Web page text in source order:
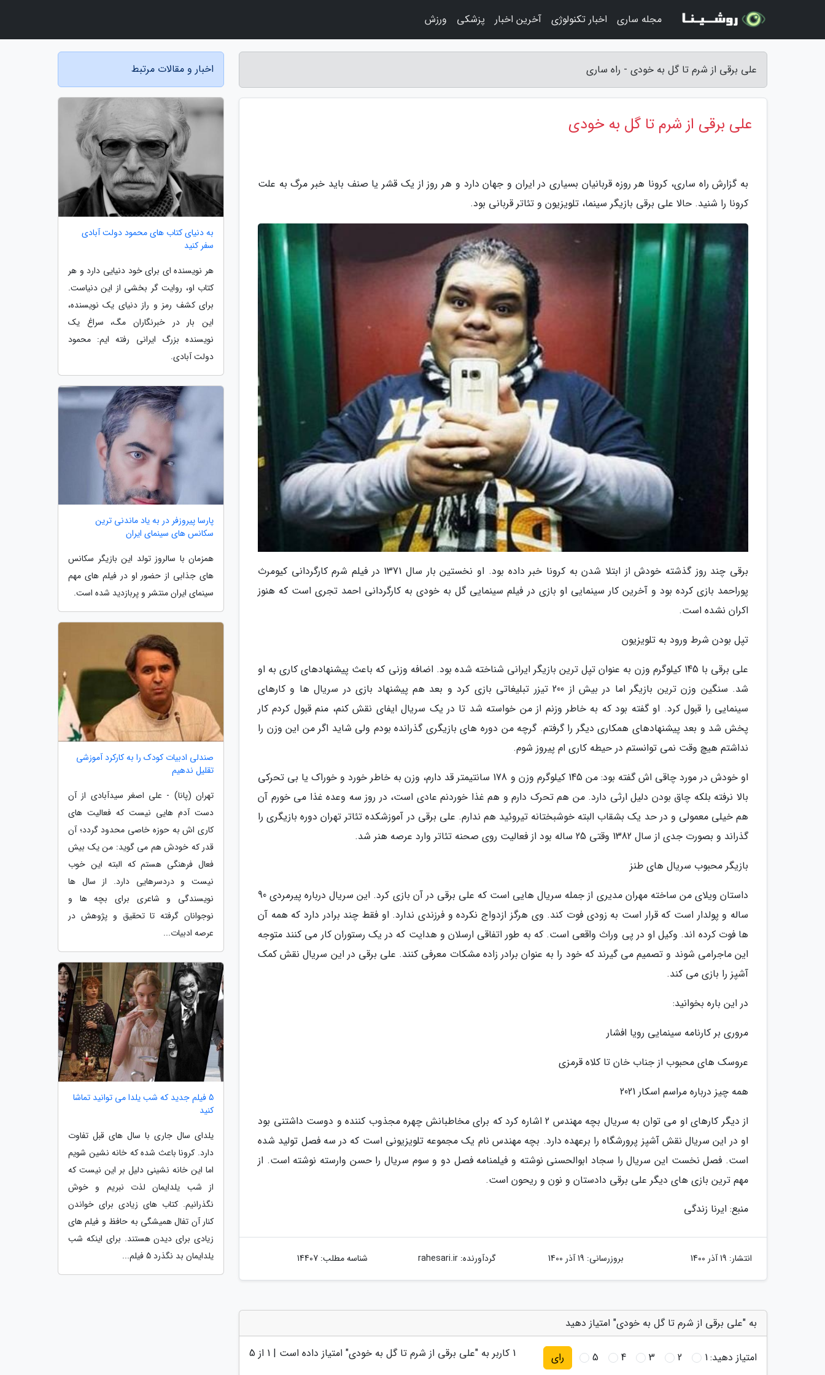
علی برقی از شرم تا گل به خودی - راه ساری
علی برقی از شرم تا گل به خودی
به گزارش راه ساری، کرونا هر روزه قربانیان بسیاری در ایران و جهان دارد و هر روز از یک قشر یا صنف باید خبر مرگ به علت
کرونا را شنید. حالا علی برقی بازیگر سینما، تلویزیون و تئاتر قربانی بود.
برقی چند روز گذشته خودش از ابتلا شدن به کرونا خبر داده بود. او نخستین بار سال 1371 در فیلم شرم کارگردانی کیومرث
پوراحمد بازی کرده بود و آخرین کار سینمایی او بازی در فیلم سینمایی گل به خودی به کارگردانی احمد تجری است که هنوز
اکران نشده است.
تپل بودن شرط ورود به تلویزیون
علی برقی با 145 کیلوگرم وزن به عنوان تپل ترین بازیگر ایرانی شناخته شده بود. اضافه وزنی که باعث پیشنهادهای کاری به او
شد. سنگین وزن ترین بازیگر اما در بیش از 200 تیزر تبلیغاتی بازی کرد و بعد هم پیشنهاد بازی در سریال ها و کارهای
سینمایی را قبول کرد. او گفته بود که به خاطر وزنم از من خواسته شد تا در یک سریال ایفای نقش کنم، منم قبول کردم کار
پخش شد و بعد پیشنهادهای همکاری دیگر را گرفتم. گرچه من دوره های بازیگری گذرانده بودم ولی شاید اگر من این وزن را
نداشتم هیچ وقت نمی توانستم در حیطه کاری ام پیروز شوم.
او خودش در مورد چاقی اش گفته بود: من 145 کیلوگرم وزن و 178 سانتیمتر قد دارم، وزن به خاطر خورد و خوراک یا بی تحرکی
بالا نرفته بلکه چاق بودن دلیل ارثی دارد. من هم تحرک دارم و هم غذا خوردنم عادی است، در روز سه وعده غذا می خورم آن
هم خیلی معمولی و در حد یک بشقاب البته خوشبختانه تیروئید هم ندارم. علی برقی در آموزشکده تئاتر تهران دوره بازیگری را
گذراند و بصورت جدی از سال 1382 وقتی 25 ساله بود از فعالیت روی صحنه تئاتر وارد عرصه هنر شد.
بازیگر محبوب سریال های طنز
داستان ویلای من ساخته مهران مدیری از جمله سریال هایی است که علی برقی در آن بازی کرد. این سریال درباره پیرمردی 90
ساله و پولدار است که قرار است به زودی فوت کند. وی هرگز ازدواج نکرده و فرزندی ندارد. او فقط چند برادر دارد که همه آن
ها فوت کرده اند. وکیل او در پی وراث واقعی است. که به طور اتفاقی ارسلان و هدایت که در یک رستوران کار می کنند متوجه
این ماجرامی شوند و تصمیم می گیرند که خود را به عنوان برادر زاده مشکات معرفی کنند. علی برقی در این سریال نقش کمک
آشپز را بازی می کند.
در این باره بخوانید:
مروری بر کارنامه سینمایی رویا افشار
عروسک های محبوب از جناب خان تا کلاه قرمزی
همه چیز درباره مراسم اسکار 2021
از دیگر کارهای او می توان به سریال بچه مهندس 2 اشاره کرد که برای مخاطبانش چهره مجذوب کننده و دوست داشتنی بود
او در این سریال نقش آشپز پرورشگاه را برعهده دارد. بچه مهندس نام یک مجموعه تلویزیونی است که در سه فصل تولید شده
است. فصل نخست این سریال را سجاد ابوالحسنی نوشته و فیلمنامه فصل دو و سوم سریال را حسن وارسته نوشته است. از
مهم ترین بازی های دیگر علی برقی دادستان و نون و ریحون است.
منبع: ایرنا زندگی
انتشار: 19 آذر 1400 بروزرسانی: 19 آذر 1400 گردآورنده:rahesari.ir شناسه مطلب: 14407
به "علی برقی از شرم تا گل به خودی" امتیاز دهید
1 کاربر به "علی برقی از شرم تا گل به خودی" امتیاز داده است | 1 از 5 امتیاز دهید:1
2
3
4
5 رای
اخبار و مقالات مرتبط
به دنیای کتاب های محمود دولت آبادی
سفر کنید
هر نویسنده ای برای خود دنیایی دارد و هر
کتاب او، روایت گر بخشی از این دنیاست.
برای کشف رمز و راز دنیای یک نویسنده،
این بار در خبرنگاران مگ، سراغ یک
نویسنده بزرگ ایرانی رفته ایم: محمود
دولت آبادی.
پارسا پیروزفر در به یاد ماندنی ترین
سکانس های سینمای ایران
همزمان با سالروز تولد این بازیگر سکانس
های جذابی از حضور او در فیلم های مهم
سینمای ایران منتشر و پربازدید شده است.
صندلی ادبیات کودک را به کارکرد آموزشی
تقلیل ندهیم
تهران (پانا) - علی اصغر سیدآبادی از آن
دست آدم هایی نیست که فعالیت های
کاری اش به حوزه خاصی محدود گردد؛ آن
قدر که خودش هم می گوید: من یک بیش
فعال فرهنگی هستم که البته این خوب
نیست و دردسرهایی دارد. از سال ها
نویسندگی و شاعری برای بچه ها و
نوجوانان گرفته تا تحقیق و پژوهش در
عرصه ادبیات...
5 فیلم جدید که شب یلدا می توانید تماشا
کنید
یلدای سال جاری با سال های قبل تفاوت
دارد. کرونا باعث شده که خانه نشین شویم
اما این خانه نشینی دلیل بر این نیست که
از شب یلدایمان لذت نبریم و خوش
نگذرانیم. کتاب های زیادی برای خواندن
کنار آن تفال همیشگی به حافظ و فیلم های
زیادی برای دیدن هستند. برای اینکه شب
یلدایمان بد نگذرد 5 فیلم...
مجله ساری اخبار تکنولوژی آخرین اخبار پزشکی ورزش